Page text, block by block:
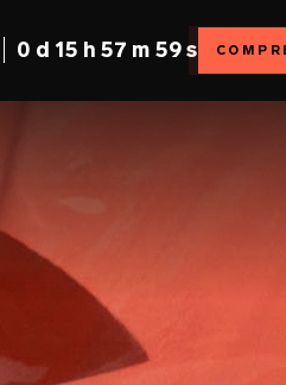
0 d 15 h 57 m 57 s